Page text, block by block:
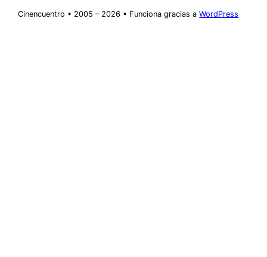
Cinencuentro • 2005 – 2026 • Funciona gracias aWordPress